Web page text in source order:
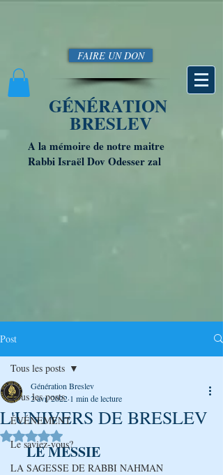
FAIRE UN DON
GÉNÉRATION
BRESLEV
A la mémoire de notre maitre
Rabbi Israël Dov Odesser zal
Post
Tous les posts
ÉVÉNEMENT
Le saviez-vous?
LA SAGESSE DE RABBI NAHMAN
Tous les posts
L'UNIVERS DE BRESLEV
Génération Breslev
2 avr. 2022 1 min de lecture
Noté NaN étoiles sur 5.
  LE MESSIE